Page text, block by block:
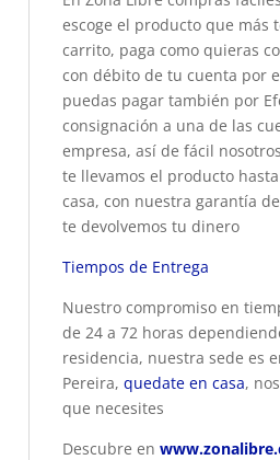
escoge el producto que más
carrito, paga como quieras
con débito de tu cuenta por
puedas pagar también por
consignación a una de las
empresa, así de fácil
te llevamos el producto
casa, con nuestra garantía
te devolvemos tu dinero
Tiempos de Entrega
Nuestro compromiso en
de 24 a 72 horas
residencia, nuestra sede es
Pereira, quedate en casa,
que necesites
Descubre en